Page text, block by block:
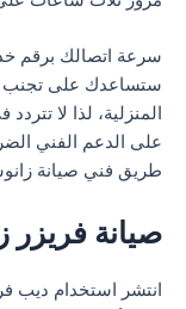
سرعة اتصالك برقم
ستساعدك على تجنب
المنزلية، لذا لا
على الدعم الفني
طريق فني صيانة
صيانة فريزر
انتشر استخدام ديب